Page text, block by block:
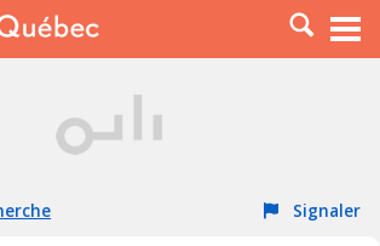
ANNONCE
Signaler